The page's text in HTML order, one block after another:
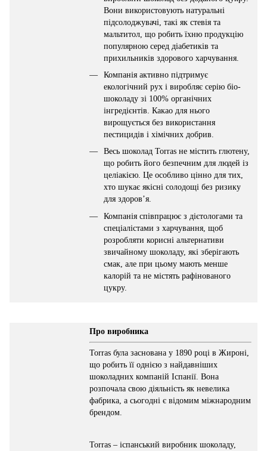
Вони використовують натуральні
підсолоджувачі, такі як стевія та
мальтитол, що робить їхню продукцію
популярною серед діабетиків та
прихильників здорового харчування.
Компанія активно підтримує
екологічний рух і виробляє серію біо-
шоколаду зі 100% органічних
інгредієнтів. Какао для нього
вирощується без використання
пестицидів і хімічних добрив.
Весь шоколад Torras не містить глютену,
що робить його безпечним для людей із
целіакією. Це особливо цінно для тих,
хто шукає якісні солодощі без ризику
для здоров’я.
Компанія співпрацює з дієтологами та
спеціалістами з харчування, щоб
розробляти корисні альтернативи
звичайному шоколаду, які зберігають
смак, але при цьому мають менше
калорій та не містять рафінованого
цукру.
Про виробника
Torras була заснована у 1890 році в Жироні,
що робить її однією з найдавніших
шоколадних компаній Іспанії. Вона
розпочала свою діяльність як невелика
фабрика, а сьогодні є відомим міжнародним
брендом.
Torras – іспанський виробник шоколаду,